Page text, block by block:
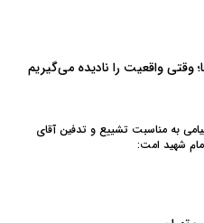
وقتی واقعیت را نادیده می‌گیریم
به‌ مناسبت تشییع و تدفین آقای
شهید امت: